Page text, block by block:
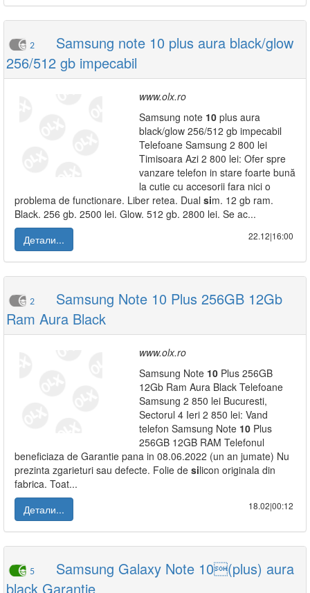
2
Samsung note 10 plus aura black/glow
256/512 gb impecabil
www.olx.ro
Samsung note 10 plus aura
black/glow 256/512 gb impecabil
Telefoane Samsung 2 800 lei
Timisoara Azi 2 800 lei: Ofer spre
vanzare telefon in stare foarte bună
la cutie cu accesorii fara nici o
problema de functionare. Liber retea. Dual sim. 12 gb ram.
Black. 256 gb. 2500 lei. Glow. 512 gb. 2800 lei. Se ac...
Детали...
22.12|16:00
2
Samsung Note 10 Plus 256GB 12Gb
Ram Aura Black
www.olx.ro
Samsung Note 10 Plus 256GB
12Gb Ram Aura Black Telefoane
Samsung 2 850 lei Bucuresti,
Sectorul 4 Ieri 2 850 lei: Vand
telefon Samsung Note 10 Plus
256GB 12GB RAM Telefonul
beneficiaza de Garantie pana in 08.06.2022 (un an jumate) Nu
prezinta zgarieturi sau defecte. Folie de silicon originala din
fabrica. Toat...
Детали...
18.02|00:12
5
Samsung Galaxy Note 10(plus) aura
black Garantie